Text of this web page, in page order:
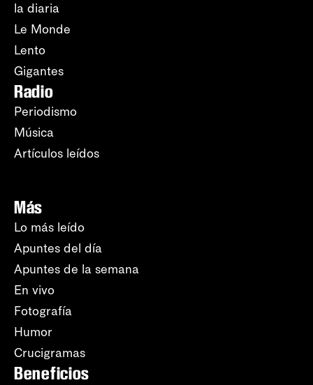
la diaria
Le Monde
Lento
Gigantes
Radio
Periodismo
Música
Artículos leídos
Más
Lo más leído
Apuntes del día
Apuntes de la semana
En vivo
Fotografía
Humor
Crucigramas
Beneficios